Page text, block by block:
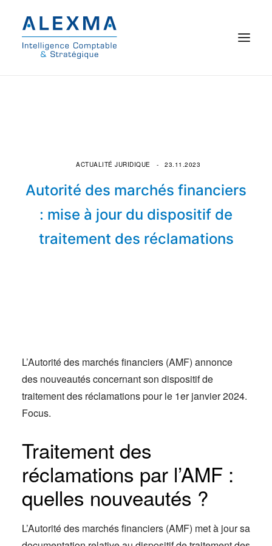
On parle de nous
Qui sommes-nous ?
© 2021 Alexma
Autorité des marchés financiers
: mise à jour du dispositif de
traitement des réclamations
23.11.2023
ACTUALITÉ JURIDIQUE
L’Autorité des marchés financiers (AMF) annonce
des nouveautés concernant son dispositif de
traitement des réclamations pour le 1er janvier 2024.
Focus.
Traitement des
réclamations par l’AMF :
quelles nouveautés ?
L’Autorité des marchés financiers (AMF) met à jour sa